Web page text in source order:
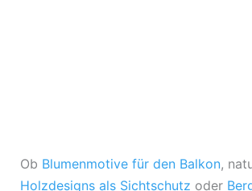
Ob Blumenmotive für den Balkon,
Holzdesigns als Sichtschutz oder